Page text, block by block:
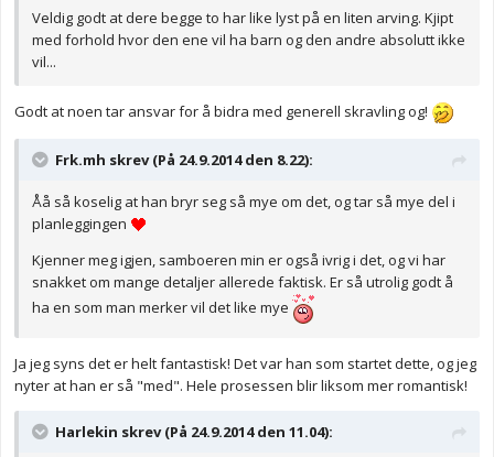
Veldig godt at dere begge to har like lyst på en liten arving. Kjipt
med forhold hvor den ene vil ha barn og den andre absolutt ikke
vil...
Godt at noen tar ansvar for å bidra med generell skravling og!
Frk.mh skrev (På 24.9.2014 den 8.22):
Åå så koselig at han bryr seg så mye om det, og tar så mye del i
planleggingen
Kjenner meg igjen, samboeren min er også ivrig i det, og vi har
snakket om mange detaljer allerede faktisk. Er så utrolig godt å
ha en som man merker vil det like mye
Ja jeg syns det er helt fantastisk! Det var han som startet dette, og jeg
nyter at han er så "med". Hele prosessen blir liksom mer romantisk!
Harlekin skrev (På 24.9.2014 den 11.04):